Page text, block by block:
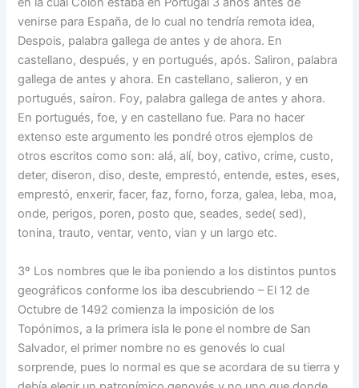
venirse para España, de lo cual no tendría remota idea,
Despois, palabra gallega de antes y de ahora. En
castellano, después, y en portugués, após. Saliron, palabra
gallega de antes y ahora. En castellano, salieron, y en
portugués, saíron. Foy, palabra gallega de antes y ahora.
En portugués, foe, y en castellano fue. Para no hacer
extenso este argumento les pondré otros ejemplos de
otros escritos como son: alá, alí, boy, cativo, crime, custo,
deter, diseron, diso, deste, emprestó, entende, estes, eses,
emprestó, enxerir, facer, faz, forno, forza, galea, leba, moa,
onde, perigos, poren, posto que, seades, sede( sed),
tonina, trauto, ventar, vento, vian y un largo etc.
3º Los nombres que le iba poniendo a los distintos puntos
geográficos conforme los iba descubriendo – El 12 de
Octubre de 1492 comienza la imposición de los
Topónimos, a la primera isla le pone el nombre de San
Salvador, el primer nombre no es genovés lo cual
sorprende, pues lo normal es que se acordara de su tierra y